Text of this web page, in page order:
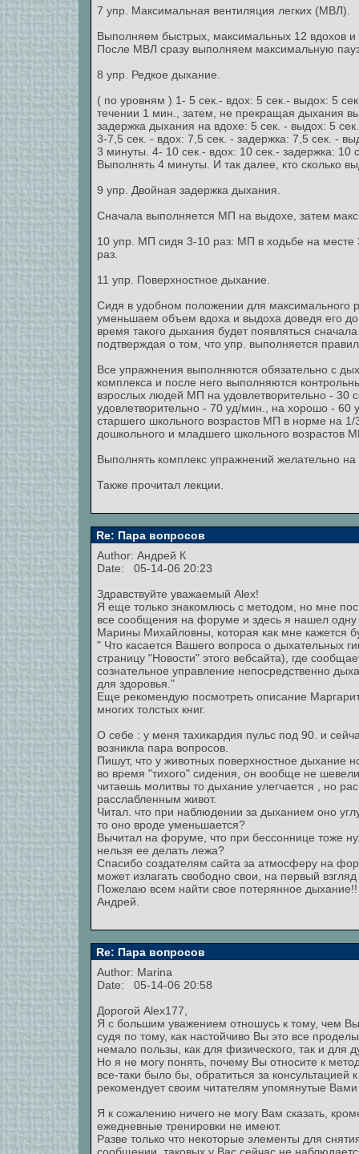
7 упр. Максимальная вентиляция легких (МВЛ).
Выполняем быстрых, максимальных 12 вдохов и
После МВЛ сразу выполняем максимальную
8 упр. Редкое дыхание.
( по уровням ) 1- 5 сек.- вдох: 5 сек.- выдох: 5
течении 1 мин., затем, не прекращая дыхания
задержка дыхания на вдохе: 5 сек. - выдох: 5
3-7,5 сек. - вдох: 7,5 сек. - задержка: 7,5 сек. -
3 минуты. 4- 10 сек.- вдох: 10 сек.- задержка: 10
Выполнять 4 минуты. И так далее, кто сколько
9 упр. Двойная задержка дыхания.
Сначала выполняется МП на выдохе, затем
10 упр. МП сидя 3-10 раз: МП в ходьбе на
раз.
11 упр. Поверхностное дыхание.
Сидя в удобном положении для максимального
уменьшаем объем вдоха и выдоха доведя его
время такого дыхания будет появляться
подтверждая о том, что упр. выполняется
Все упражнения выполняются обязательно с
комплекса и после него выполняются
взрослых людей МП на удовлетворительно - 30
удовлетворительно - 70 уд/мин., на хорошо - 60
старшего школьного возрастов МП в норме на
дошкольного и младшего школьного
Выполнять комплекс упражнений желательно
Также прочитал лекции.
Re: Пара вопросов
Author: Андрей К
Date: 05-14-06 20:23
Здравствуйте уважаемый Alex!
Я еще только знакомлюсь с методом, но мне
все сообщения на форуме и здесь я нашел
Марины Михайловны, которая как мне кажется
" Что касается Вашего вопроса о дыхательных
страницу "Новости" этого вебсайта), где
сознательное управление непосредственно
для здоровья."
Еще рекомендую посмотреть описание
многих толстых книг.
О себе : у меня тахикардия пульс под 90. и
возникла пара вопросов.
Пишут, что у животных поверхностное дыхание
во время "тихого" сидения, он вообще не
читаешь молитвы то дыхание улегчается , но
расслабленным живот.
Читал. что при наблюдении за дыханием оно
то оно вроде уменьшается?
Вычитал на форуме, что при бессоннице тоже
нельзя ее делать лежа?
Спасибо создателям сайта за атмосферу на
может излагать свободно свои, на первый
Пожелаю всем найти свое потерянное дыхание!!
Андрей.
Re: Пара вопросов
Author: Marina
Date: 05-14-06 20:58
Дорогой Alex177,
Я с большим уважением отношусь к тому, чем
судя по тому, как настойчиво Вы это все
немало пользы, как для физического, так и для
Но я не могу понять, почему Вы относите к
все-таки было бы, обратиться за
рекомендует своим читателям упомянутые
Я к сожалению ничего не могу Вам сказать,
ежедневные тренировки не имеют.
Разве только что некоторые элементы для